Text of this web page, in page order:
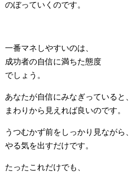
のぼっていくのです。
一番マネしやすいのは、
成功者の自信に満ちた態度
でしょう。
あなたが自信にみなぎっていると、
まわりから見えれば良いのです。
うつむかず前をしっかり見ながら、
やる気を出すだけです。
たったこれだけでも、